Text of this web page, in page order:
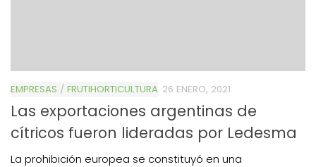
EMPRESAS / FRUTIHORTICULTURA 26 ENERO, 2021
Las exportaciones argentinas de
cítricos fueron lideradas por Ledesma
La prohibición europea se constituyó en una